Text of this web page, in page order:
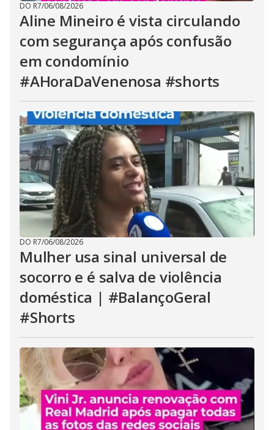
DO R7/06/08/2026
Aline Mineiro é vista circulando
com segurança após confusão
em condomínio
#AHoraDaVenenosa #shorts
DO R7/06/08/2026
Mulher usa sinal universal de
socorro e é salva de violência
doméstica | #BalançoGeral
#Shorts